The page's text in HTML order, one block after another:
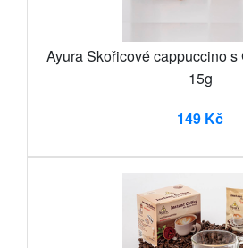
Ayura Skořicové cappuccino s
15g
149 Kč